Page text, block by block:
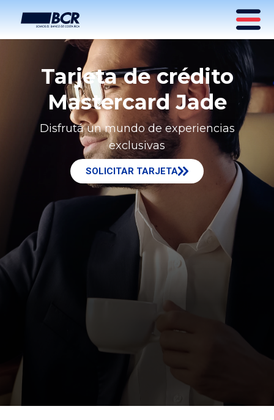
Tarjeta de crédito
Mastercard Jade
Disfrutá un mundo de experiencias
exclusivas
SOLICITAR TARJETA